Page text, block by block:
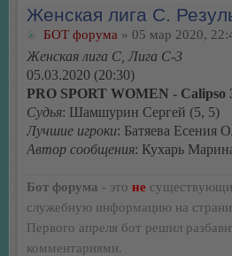
Женская лига С.
БОТ форума » 05 мар 2020,
Женская лига С, Лига С-3
05.03.2020 (20:30)
PRO SPORT WOMEN - Calipso
Судья: Шамшурин Сергей (5, 5)
Лучшие игроки: Батяева Есения
Автор сообщения: Кухарь
Бот форума - это не
служебную информацию на
Первого апреля бот решил
комментариями.